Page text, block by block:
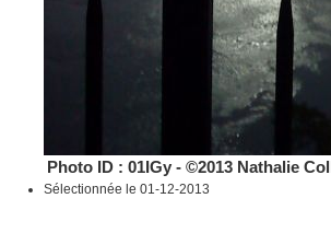
Photo ID : 01IGy - ©2013 Nathalie
Sélectionnée le 01-12-2013